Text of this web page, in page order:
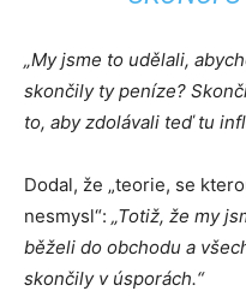
„My jsme to udělali,
skončily ty peníze?
to, aby zdolávali teď tu
Dodal, že „teorie, se
nesmysl“: „Totiž, že my
běželi do obchodu a
skončily v úsporách.“